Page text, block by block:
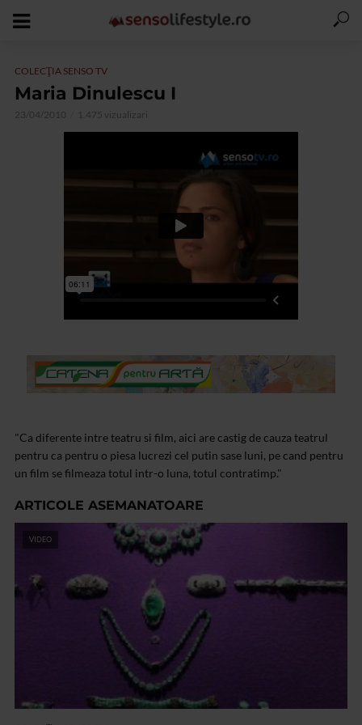
COLECŢIA SENSO TV
Maria Dinulescu I
23/04/2010 1.475 vizualizari
"Ca diferente intre teatru si film, aici are castig de cauza teatrul
pentru ca pentru o piesa lucrezi cel putin sase luni, pe cand pentru
un film se filmeaza totul intr-o luna, totul contratimp."
ARTICOLE ASEMANATOARE
VIDEO